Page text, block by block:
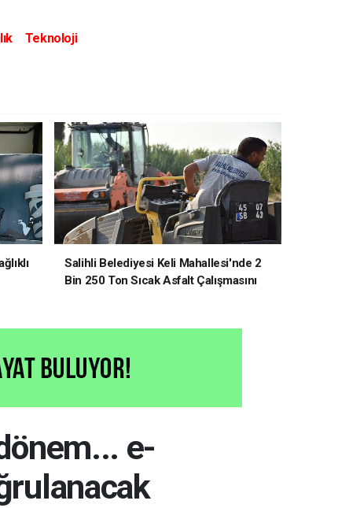
Teknoloji
Salihli Belediyesi Keli Mahallesi'nde 2
Bin 250 Ton Sıcak Asfalt Çalışmasını
e-